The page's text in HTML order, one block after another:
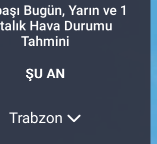
Bugün, Yarın ve 1
Hava Durumu
Tahmini
ŞU AN
Trabzon
Haberleri